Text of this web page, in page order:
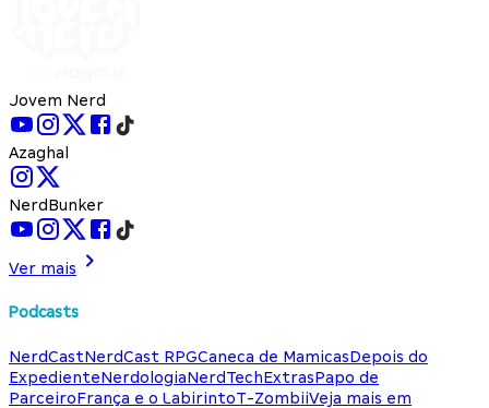
Jovem Nerd
Azaghal
NerdBunker
Ver mais
Podcasts
NerdCastNerdCast RPGCaneca de MamicasDepois do
ExpedienteNerdologiaNerdTechExtrasPapo de
ParceiroFrança e o LabirintoT-ZombiiVeja mais em